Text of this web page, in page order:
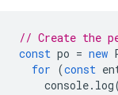
// Create the
const po = new
for (const
console. log